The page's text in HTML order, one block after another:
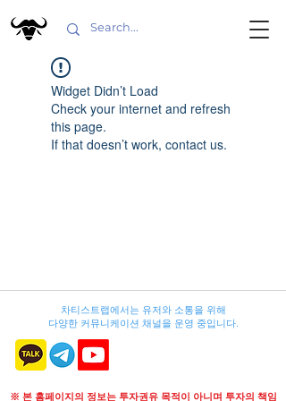
Widget Didn’t Load
Check your internet and refresh
this page.
If that doesn’t work, contact us.
차티스트랩에서는 유저와 소통을 위해
다양한 커뮤니케이션 채널을 운영 중입니다.
※ 본 홈페이지의 정보는 투자권유 목적이 아니며 투자의 책임